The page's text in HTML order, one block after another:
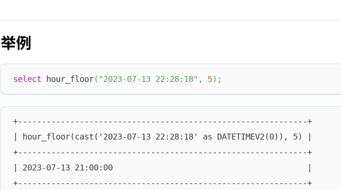
举例
select hour_floor( "2023-07-13 22:28:18" , 5) ;
+-------------------------------------------------------------+
| hour_floor(cast('2023-07-13 22:28:18' as DATETIMEV2(0)), 5) |
+-------------------------------------------------------------+
| 2023-07-13 21:00:00                                         |
+-------------------------------------------------------------+